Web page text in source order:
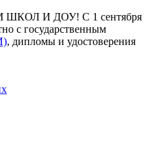
И ДОУ! С 1 сентября
с государственным
, дипломы и удостоверения